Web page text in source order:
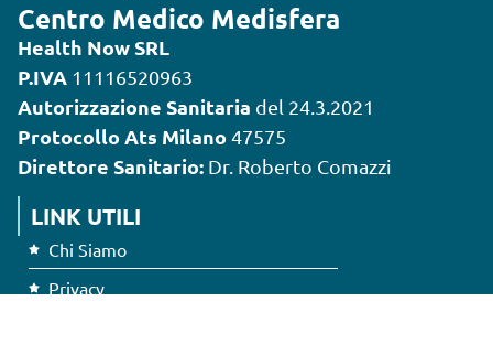
Centro Medico Medisfera
Health Now SRL
P.IVA 11116520963
Autorizzazione Sanitaria del 24.3.2021
Protocollo Ats Milano 47575
Direttore Sanitario: Dr. Roberto Comazzi
LINK UTILI
Chi Siamo
Privacy